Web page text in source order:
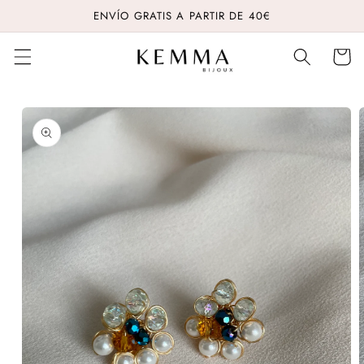
directamente
al contenido
ENVÍO GRATIS A PARTIR DE 40€
Carrito
directamente
a la
información
del producto